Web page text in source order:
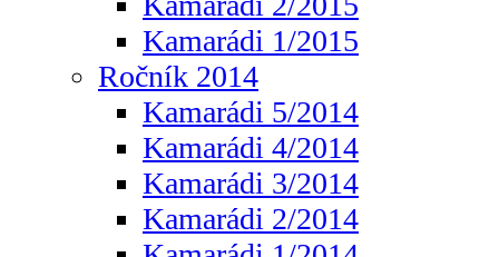
Kamarádi 1/2015
Ročník 2014
Kamarádi 5/2014
Kamarádi 4/2014
Kamarádi 3/2014
Kamarádi 2/2014